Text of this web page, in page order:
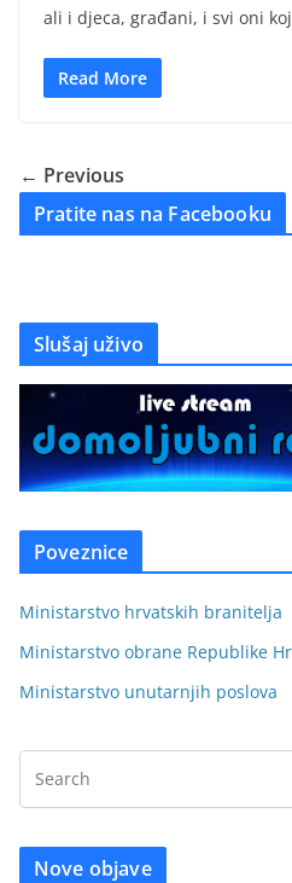
ali i djeca, građani, i svi oni
Read More
← Previous
Pratite nas na Facebooku
Slušaj uživo
Poveznice
Ministarstvo hrvatskih branitelja
Ministarstvo obrane Republike
Ministarstvo unutarnjih poslova
Nove objave